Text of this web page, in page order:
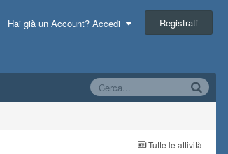
Hai già un Account? Accedi Registrati
Tutte le attività